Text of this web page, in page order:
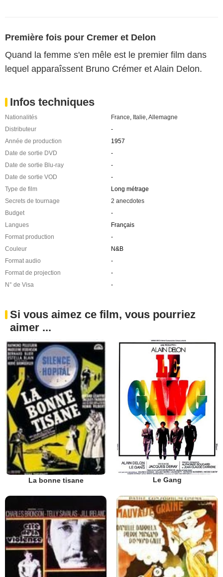
Première fois pour Cremer et Delon
Quand la femme s'en mêle est le premier film dans
lequel apparaîssent Bruno Crémer et Alain Delon.
Infos techniques
Nationalités France Italie Allemagne
Distributeur
-
Année de production
1957
Date de sortie DVD
-
Date de sortie Blu-ray
-
Date de sortie VOD
-
Type de film
Long métrage
Secrets de tournage
2 anecdotes
Budget
-
Langues
Français
Format production
-
Couleur
N&B
Format audio
-
Format de projection
-
N° de Visa
-
Si vous aimez ce film, vous pourriez
aimer ...
La bonne tisane Le Gang